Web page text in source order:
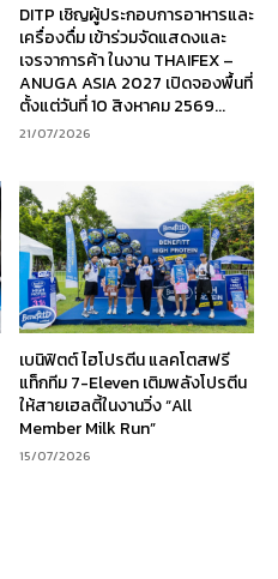
DITP เชิญผู้ประกอบการอาหารและ
เครื่องดื่ม เข้าร่วมจัดแสดงและ
เจรจาการค้า ในงาน THAIFEX –
ANUGA ASIA 2027 เปิดจองพื้นที่
ตั้งแต่วันที่ 10 สิงหาคม 2569...
21/07/2026
เบนิฟิตต์ ไฮโปรตีน แลคโตสฟรี
แท็กทีม 7-Eleven เติมพลังโปรตีน
ให้สายเฮลตี้ในงานวิ่ง “All
Member Milk Run”
15/07/2026